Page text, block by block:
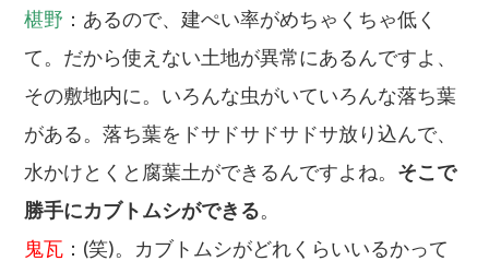
椹野 ：あるので、建ぺい率がめちゃくちゃ低く
て。だから使えない土地が異常にあるんですよ、
その敷地内に。いろんな虫がいていろんな落ち葉
がある。落ち葉をドサドサドサドサ放り込んで、
水かけとくと腐葉土ができるんですよね。 そこで
勝手にカブトムシができる。
鬼瓦 ：(笑)。カブトムシがどれくらいいるかって